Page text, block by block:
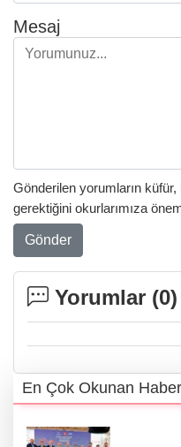
Mesaj
Gönderilen yorumların
gerektiğini okurlarımıza
Gönder
Yorumlar (0)
En Çok Okunan